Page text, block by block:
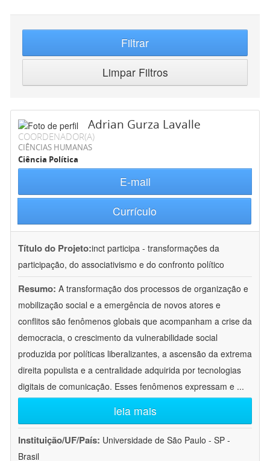
Filtrar
Limpar Filtros
Adrian Gurza Lavalle
COORDENADOR(A)
CIÊNCIAS HUMANAS
Ciência Política
E-mail
Currículo
Título do Projeto:inct participa - transformações da
participação, do associativismo e do confronto político
Resumo: A transformação dos processos de organização e
mobilização social e a emergência de novos atores e
conflitos são fenômenos globais que acompanham a crise da
democracia, o crescimento da vulnerabilidade social
produzida por políticas liberalizantes, a ascensão da extrema
direita populista e a centralidade adquirida por tecnologias
digitais de comunicação. Esses fenômenos expressam e ...
leia mais
Instituição/UF/País: Universidade de São Paulo - SP -
Brasil